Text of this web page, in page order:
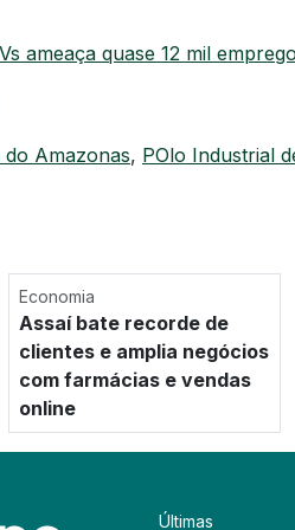
ameaça quase 12 mil
do Amazonas, POlo Industrial
Economia
Assaí bate recorde de
clientes e amplia negócios
com farmácias e vendas
online
Últimas